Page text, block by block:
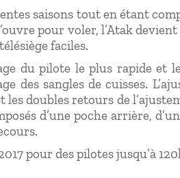
saisons tout en étant
pour voler, l’Atak
faciles.
du pilote le plus rapide
des sangles de cuisses.
doubles retours de
d’une poche arrière,
pour des pilotes jusqu’à